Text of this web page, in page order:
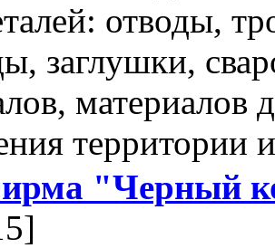
отводы,
заглушки,
материалов
территории
"Черный